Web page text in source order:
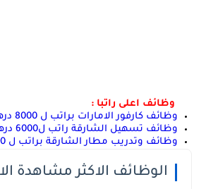
وظائف اعلى راتبا :
وظائف كارفور الامارات براتب ل 8000 درهم
وظائف تسهيل الشارقة راتب ل6000 درهم قدم الان
وظائف وتدريب مطار الشارقة براتب ل 8000 درهم
الوظائف الاكثر مشاهدة